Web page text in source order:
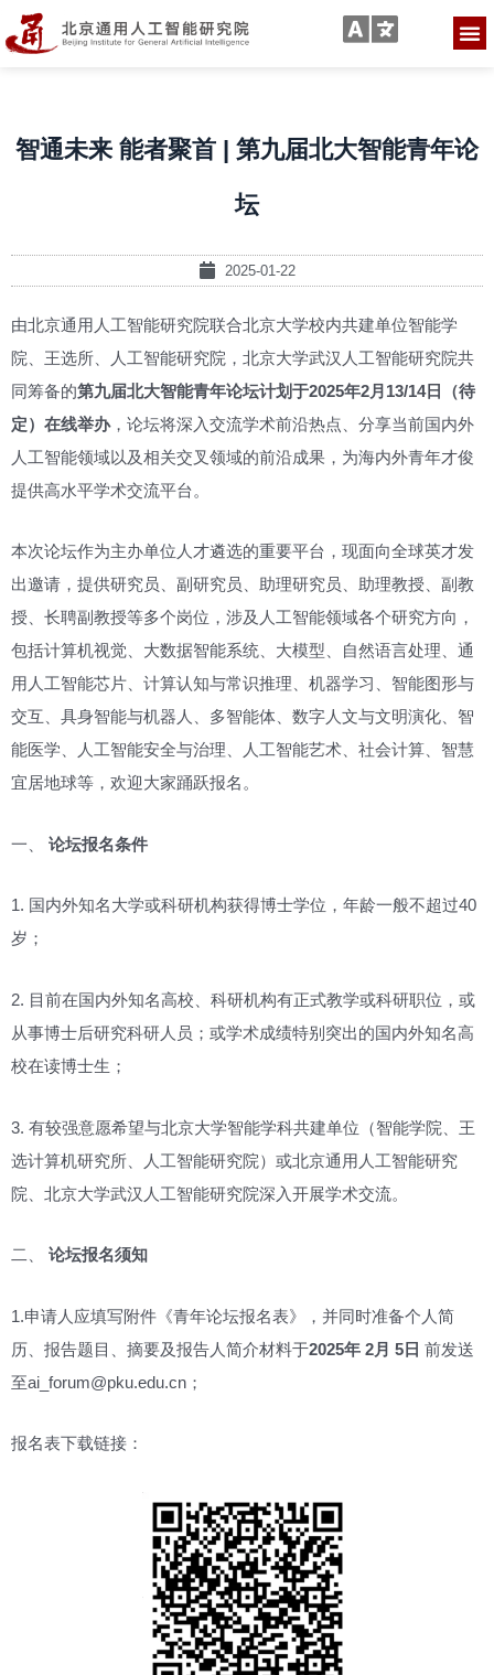
智通未来 能者聚首 | 第九届北大智能青年论
坛
2025-01-22
由北京通用人工智能研究院联合北京大学校内共建单位智能学
院、王选所、人工智能研究院，北京大学武汉人工智能研究院共
同筹备的第九届北大智能青年论坛计划于2025年2月13/14日（待
定）在线举办，论坛将深入交流学术前沿热点、分享当前国内外
人工智能领域以及相关交叉领域的前沿成果，为海内外青年才俊
提供高水平学术交流平台。
本次论坛作为主办单位人才遴选的重要平台，现面向全球英才发
出邀请，提供研究员、副研究员、助理研究员、助理教授、副教
授、长聘副教授等多个岗位，涉及人工智能领域各个研究方向，
包括计算机视觉、大数据智能系统、大模型、自然语言处理、通
用人工智能芯片、计算认知与常识推理、机器学习、智能图形与
交互、具身智能与机器人、多智能体、数字人文与文明演化、智
能医学、人工智能安全与治理、人工智能艺术、社会计算、智慧
宜居地球等，欢迎大家踊跃报名。
一、 论坛报名条件
1. 国内外知名大学或科研机构获得博士学位，年龄一般不超过40
岁；
2. 目前在国内外知名高校、科研机构有正式教学或科研职位，或
从事博士后研究科研人员；或学术成绩特别突出的国内外知名高
校在读博士生；
3. 有较强意愿希望与北京大学智能学科共建单位（智能学院、王
选计算机研究所、人工智能研究院）或北京通用人工智能研究
院、北京大学武汉人工智能研究院深入开展学术交流。
二、 论坛报名须知
1.申请人应填写附件《青年论坛报名表》，并同时准备个人简
历、报告题目、摘要及报告人简介材料于2025年 2月 5日 前发送
至ai_forum@pku.edu.cn；
报名表下载链接：